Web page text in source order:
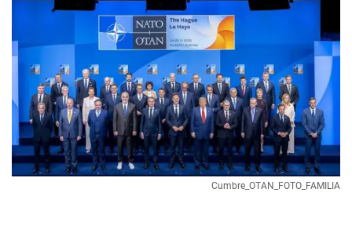
Cumbre_OTAN_FOTO_FAMILIA